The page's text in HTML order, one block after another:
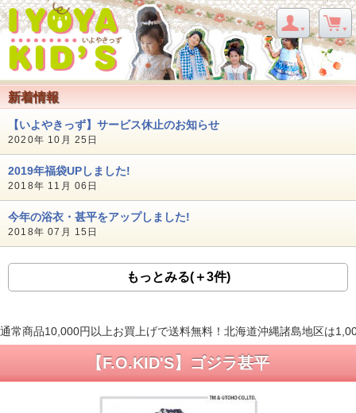
新着情報
【いよやきっず】サービス休止のお知らせ
2020年 10月 25日
2019年福袋UPしました!
2018年 11月 06日
今年の浴衣・甚平をアップしました!
2018年 07月 15日
もっとみる(＋3件)
通常商品10,000円以上お買上げで送料無料！北海道沖縄諸島地区は
【F.O.KID'S】ゴジラ甚平